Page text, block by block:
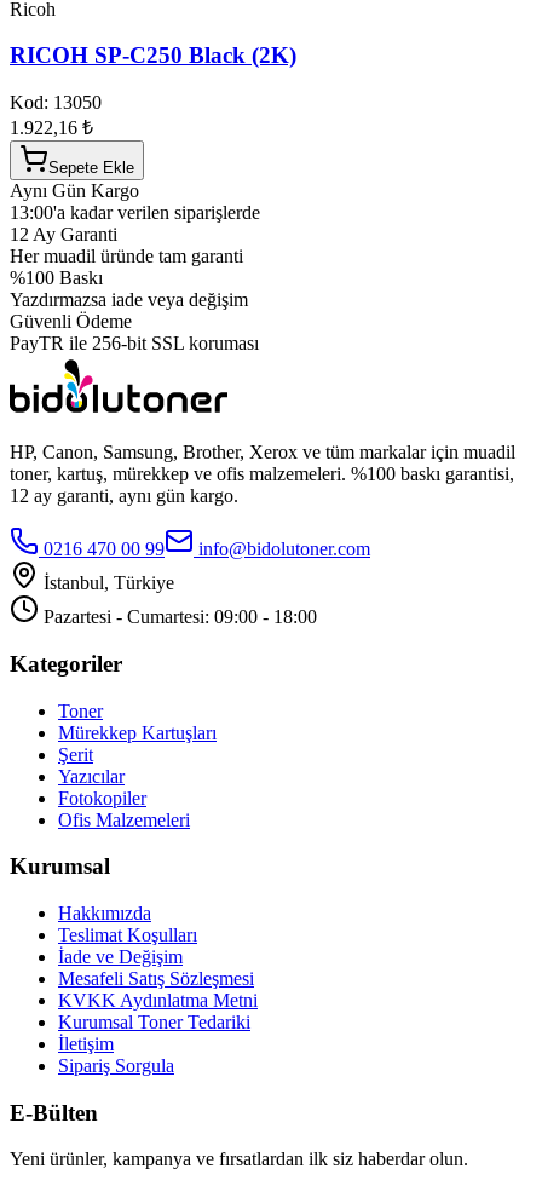
Ricoh
RICOH SP-C250 Black (2K)
Kod: 13050
1.922,16 ₺
Sepete Ekle
Aynı Gün Kargo
13:00'a kadar verilen siparişlerde
12 Ay Garanti
Her muadil üründe tam garanti
%100 Baskı
Yazdırmazsa iade veya değişim
Güvenli Ödeme
PayTR ile 256-bit SSL koruması
HP, Canon, Samsung, Brother, Xerox ve tüm markalar için muadil
toner, kartuş, mürekkep ve ofis malzemeleri. %100 baskı garantisi,
12 ay garanti, aynı gün kargo.
0216 470 00 99
info@bidolutoner.com
İstanbul, Türkiye
Pazartesi - Cumartesi: 09:00 - 18:00
Kategoriler
Toner
Mürekkep Kartuşları
Şerit
Yazıcılar
Fotokopiler
Ofis Malzemeleri
Kurumsal
Hakkımızda
Teslimat Koşulları
İade ve Değişim
Mesafeli Satış Sözleşmesi
KVKK Aydınlatma Metni
Kurumsal Toner Tedariki
İletişim
Sipariş Sorgula
E-Bülten
Yeni ürünler, kampanya ve fırsatlardan ilk siz haberdar olun.